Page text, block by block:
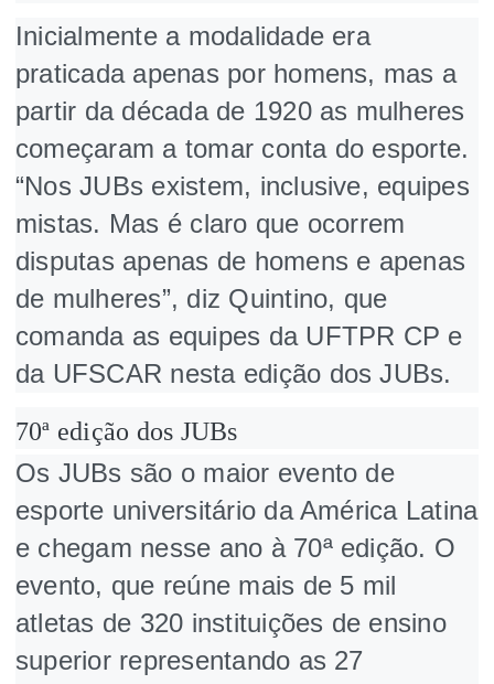
Inicialmente a modalidade era
praticada apenas por homens, mas a
partir da década de 1920 as mulheres
começaram a tomar conta do esporte.
“Nos JUBs existem, inclusive, equipes
mistas. Mas é claro que ocorrem
disputas apenas de homens e apenas
de mulheres”, diz Quintino, que
comanda as equipes da UFTPR CP e
da UFSCAR nesta edição dos JUBs.
70ª edição dos JUBs
Os JUBs são o maior evento de
esporte universitário da América Latina
e chegam nesse ano à 70ª edição. O
evento, que reúne mais de 5 mil
atletas de 320 instituições de ensino
superior representando as 27